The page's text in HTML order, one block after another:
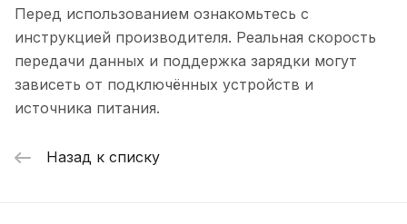
Перед использованием ознакомьтесь с
инструкцией производителя. Реальная скорость
передачи данных и поддержка зарядки могут
зависеть от подключённых устройств и
источника питания.
Назад к списку